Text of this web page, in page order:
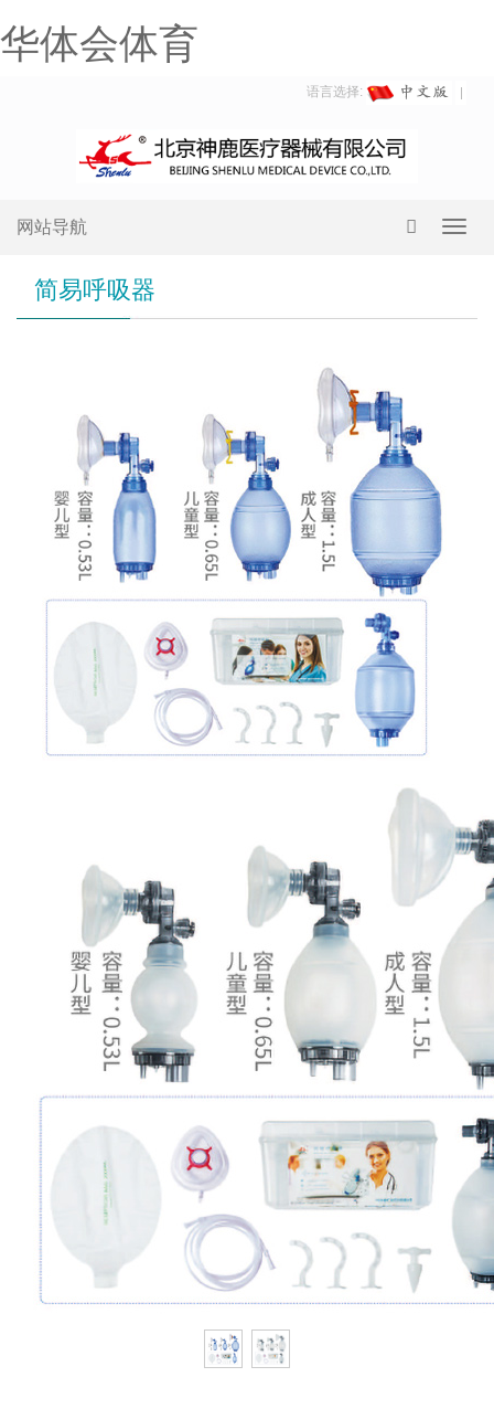
华体会体育
语言选择:
网站导航
简易呼吸器